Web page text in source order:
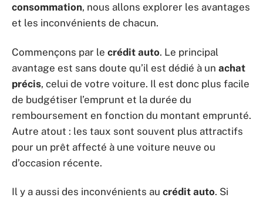
consommation, nous allons explorer les avantages
et les inconvénients de chacun.
Commençons par le crédit auto. Le principal
avantage est sans doute qu’il est dédié à un achat
précis, celui de votre voiture. Il est donc plus facile
de budgétiser l’emprunt et la durée du
remboursement en fonction du montant emprunté.
Autre atout : les taux sont souvent plus attractifs
pour un prêt affecté à une voiture neuve ou
d’occasion récente.
Il y a aussi des inconvénients au crédit auto. Si